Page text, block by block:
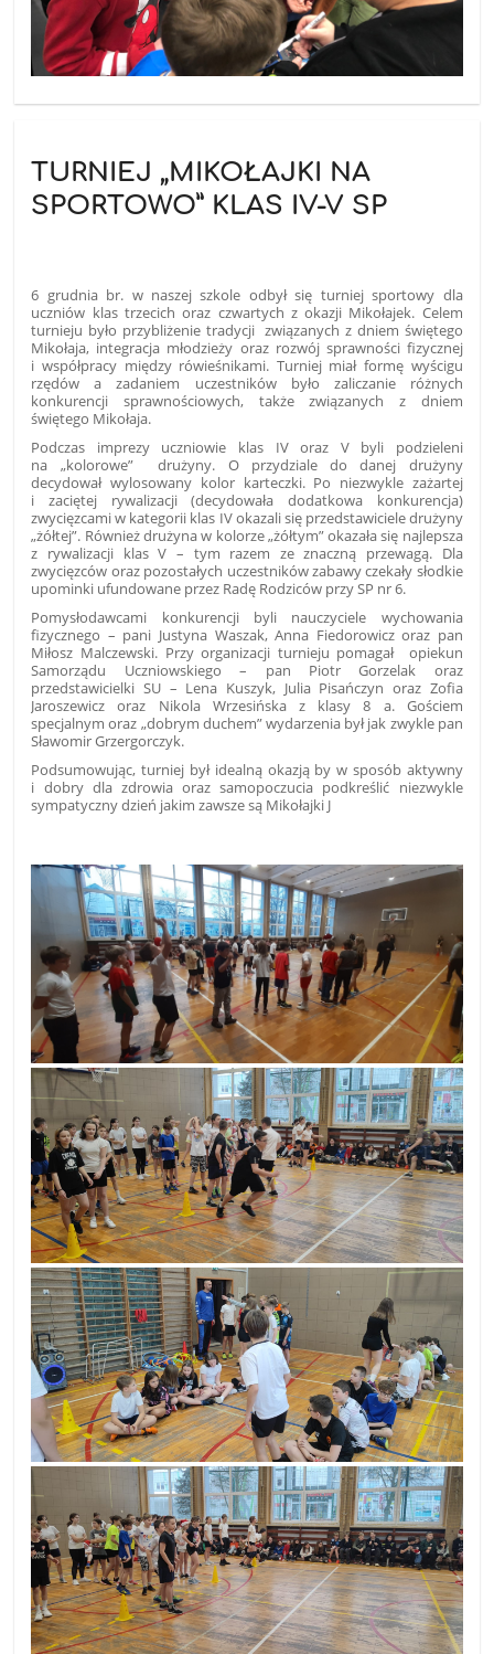
TURNIEJ „MIKOŁAJKI NA
SPORTOWO” KLAS IV-V SP
6 grudnia br. w naszej szkole odbył się turniej sportowy dla
uczniów klas trzecich oraz czwartych z okazji Mikołajek. Celem
turnieju było przybliżenie tradycji związanych z dniem świętego
Mikołaja, integracja młodzieży oraz rozwój sprawności fizycznej
i współpracy między rówieśnikami. Turniej miał formę wyścigu
rzędów a zadaniem uczestników było zaliczanie różnych
konkurencji sprawnościowych, także związanych z dniem
świętego Mikołaja.
Podczas imprezy uczniowie klas IV oraz V byli podzieleni
na „kolorowe” drużyny. O przydziale do danej drużyny
decydował wylosowany kolor karteczki. Po niezwykle zażartej
i zaciętej rywalizacji (decydowała dodatkowa konkurencja)
zwycięzcami w kategorii klas IV okazali się przedstawiciele drużyny
„żółtej”. Również drużyna w kolorze „żółtym” okazała się najlepsza
z rywalizacji klas V – tym razem ze znaczną przewagą. Dla
zwycięzców oraz pozostałych uczestników zabawy czekały słodkie
upominki ufundowane przez Radę Rodziców przy SP nr 6.
Pomysłodawcami konkurencji byli nauczyciele wychowania
fizycznego – pani Justyna Waszak, Anna Fiedorowicz oraz pan
Miłosz Malczewski. Przy organizacji turnieju pomagał opiekun
Samorządu Uczniowskiego – pan Piotr Gorzelak oraz
przedstawicielki SU – Lena Kuszyk, Julia Pisańczyn oraz Zofia
Jaroszewicz oraz Nikola Wrzesińska z klasy 8 a. Gościem
specjalnym oraz „dobrym duchem” wydarzenia był jak zwykle pan
Sławomir Grzergorczyk.
Podsumowując, turniej był idealną okazją by w sposób aktywny
i dobry dla zdrowia oraz samopoczucia podkreślić niezwykle
sympatyczny dzień jakim zawsze są Mikołajki J